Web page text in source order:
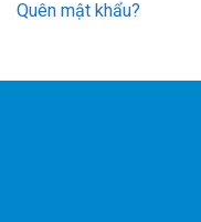
Quên mật khẩu?